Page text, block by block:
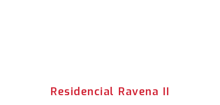
Residencial Ravena II